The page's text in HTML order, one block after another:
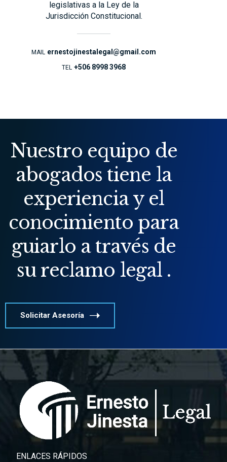
legislativas a la Ley de la
Jurisdicción Constitucional.
MAIL ernestojinestalegal@gmail.com
TEL +506 8998 3968
Nuestro equipo de
abogados tiene la
experiencia y el
conocimiento para
guiarlo a través de
su reclamo legal .
Solicitar Asesoría
ENLACES RÁPIDOS